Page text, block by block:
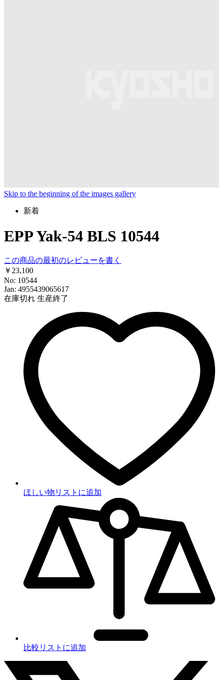
Skip to the beginning of the images gallery
新着
EPP Yak-54 BLS 10544
この商品の最初のレビューを書く
￥23,100
No: 10544
Jan: 4955439065617
在庫切れ 生産終了
ほしい物リストに追加
比較リストに追加